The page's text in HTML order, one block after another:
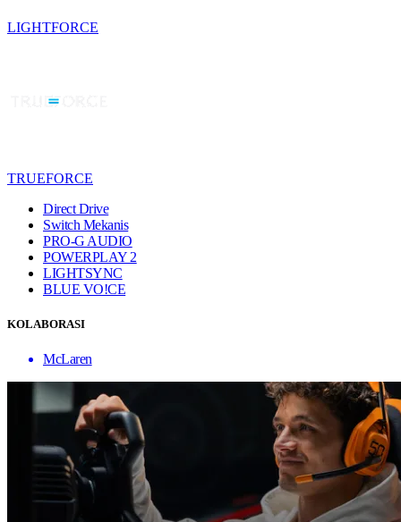
LIGHTFORCE
TRUEFORCE
Direct Drive
Switch Mekanis
PRO-G AUDIO
POWERPLAY 2
LIGHTSYNC
BLUE VO!CE
KOLABORASI
McLaren